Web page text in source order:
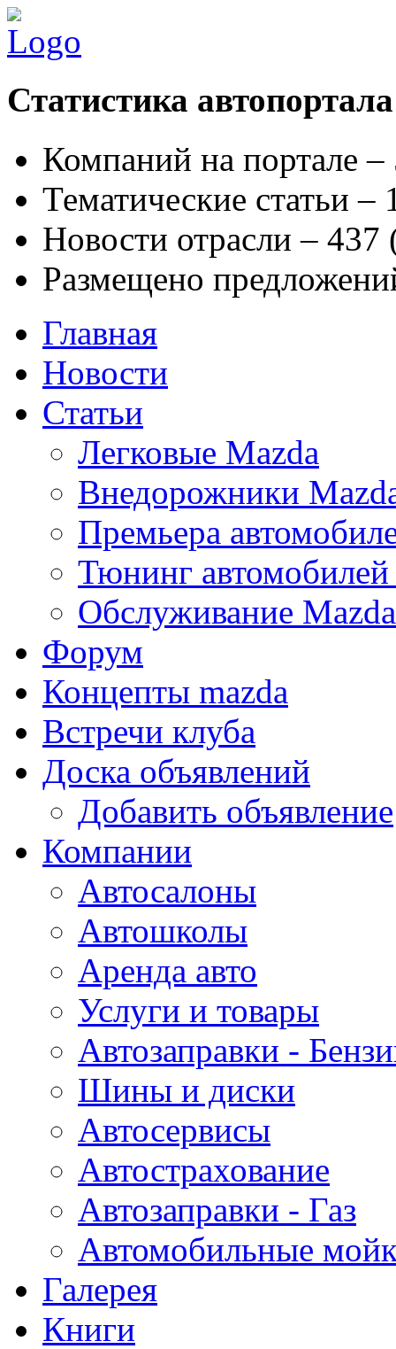
Статистика автопортала
Компаний на портале
Тематические статьи –
Новости отрасли – 437
Размещено
Главная
Новости
Статьи
Легковые Mazda
Внедорожники
Премьера
Тюнинг
Обслуживание Mazda
Форум
Концепты mazda
Встречи клуба
Доска объявлений
Добавить объявление
Компании
Автосалоны
Автошколы
Аренда авто
Услуги и товары
Автозаправки -
Шины и диски
Автосервисы
Автострахование
Автозаправки - Газ
Автомобильные
Галерея
Книги